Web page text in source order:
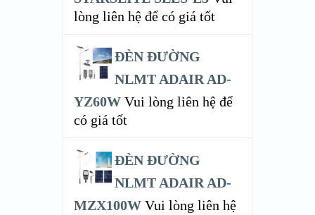
lòng liên hệ để có giá tốt
ĐÈN ĐƯỜNG
NLMT ADAIR AD-
YZ60W Vui lòng liên hệ để
có giá tốt
ĐÈN ĐƯỜNG
NLMT ADAIR AD-
MZX100W Vui lòng liên hệ